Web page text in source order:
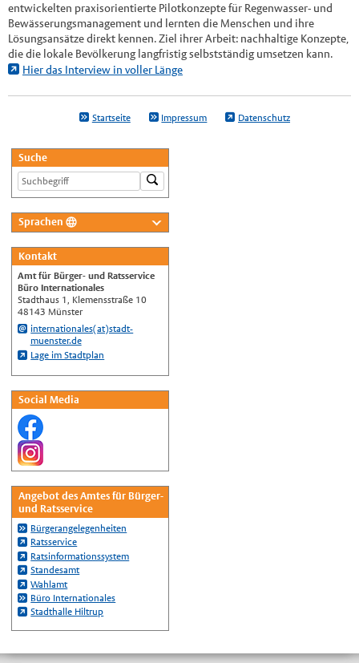
entwickelten praxisorientierte Pilotkonzepte für Regenwasser- und
Bewässerungsmanagement und lernten die Menschen und ihre
Lösungsansätze direkt kennen. Ziel ihrer Arbeit: nachhaltige Konzepte,
die die lokale Bevölkerung langfristig selbstständig umsetzen kann.
Hier das Interview in voller Länge
Startseite Impressum Datenschutz
Suche
Sprachen
Nederlands
English
Українська
Türkçe
اللغة العربية
Español
Polski
Русский
中文
Automatische Übersetzung, ohne
Gewähr auf Richtigkeit.
Kontakt
Amt für Bürger- und Ratsservice
Büro Internationales
Stadthaus 1, Klemensstraße 10
48143 Münster
internationales(at)stadt-
muenster.de
Lage im Stadtplan
Social Media
Angebot des Amtes für Bürger-
und Ratsservice
Bürgerangelegenheiten
Ratsservice
Ratsinformationssystem
Standesamt
Wahlamt
Büro Internationales
Stadthalle Hiltrup